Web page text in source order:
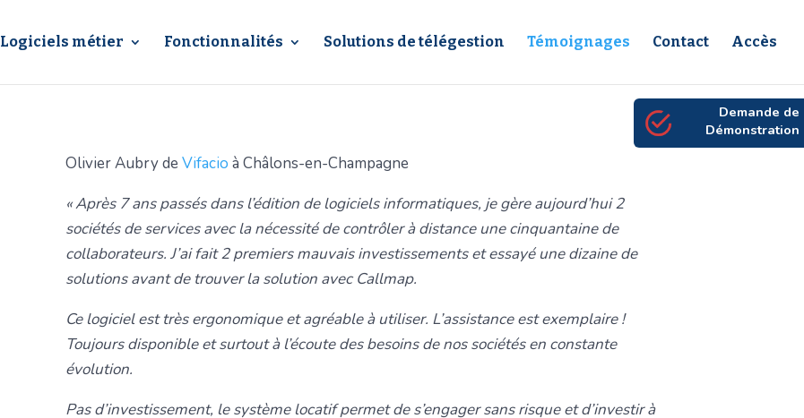
Logiciels métier Fonctionnalités Solutions de télégestion Témoignages Contact Accès
Olivier Aubry deVifacioà Châlons-en-Champagne
« Après 7 ans passés dans l’édition de logiciels informatiques, je gère aujourd’hui 2
sociétés de services avec la nécessité de contrôler à distance une cinquantaine de
collaborateurs. J’ai fait 2 premiers mauvais investissements et essayé une dizaine de
solutions avant de trouver la solution avec Callmap.
Ce logiciel est très ergonomique et agréable à utiliser. L’assistance est exemplaire !
Toujours disponible et surtout à l’écoute des besoins de nos sociétés en constante
évolution.
Pas d’investissement, le système locatif permet de s’engager sans risque et d’investir à
Demande de
Démonstration